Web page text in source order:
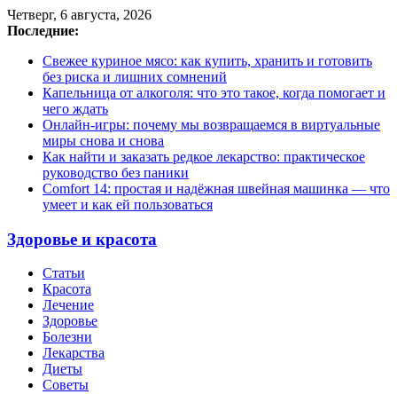
Четверг, 6 августа, 2026
Последние:
Свежее куриное мясо: как купить, хранить и готовить
без риска и лишних сомнений
Капельница от алкоголя: что это такое, когда помогает и
чего ждать
Онлайн-игры: почему мы возвращаемся в виртуальные
миры снова и снова
Как найти и заказать редкое лекарство: практическое
руководство без паники
Comfort 14: простая и надёжная швейная машинка — что
умеет и как ей пользоваться
Здоровье и красота
Статьи
Красота
Лечение
Здоровье
Болезни
Лекарства
Диеты
Советы